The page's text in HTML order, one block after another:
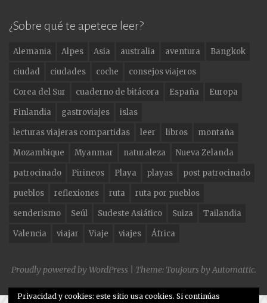
c
e
b
o
o
k
a
g
ra
m
it
te
r
¿Sobre qué te apetece leer?
Alemania Alpes Asia australia aventura
Bangkok
ciudad
ciudades coche
consejos viajeros
Corea del Sur
cuaderno de bitácora España
Europa
Finlandia
gastroviajes
islas
lecturas viajeras compartidas
leer libros
montaña
Mozambique
Myanmar naturaleza
Nueva Zelanda
patrocinado
Pirineos Playa playas
post patrocinado
pueblos
reflexiones ruta
ruta por pueblos
senderismo
Seúl Sudeste Asiático Suiza
Tailandia
Valencia
viajar Viaje viajes África
Proudly powered by WordPress Theme: Toujours byAutomattic.
Privacidad y cookies: este sitio usa cookies. Si continúas